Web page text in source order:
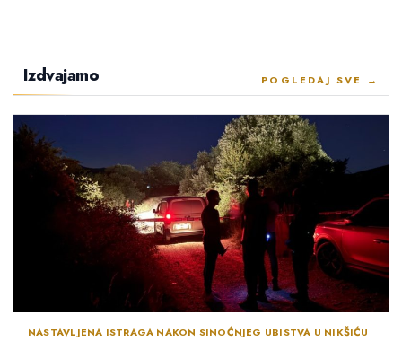
Izdvajamo POGLEDAJ SVE →
NASTAVLJENA ISTRAGA NAKON SINOĆNJEG UBISTVA U NIKŠIĆU